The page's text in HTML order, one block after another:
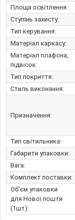
Площа освітлення :
Ступінь захисту:
Тип керування:
Матеріал каркасу:
Матеріал плафона,
підвісок:
Тип покриття:
Стиль виконання:
Призначення:
Тип світильника:
Габарити упаковки:
Вага:
Комплект поставки:
Об'єм упаковки
для Нової пошти
(1шт):